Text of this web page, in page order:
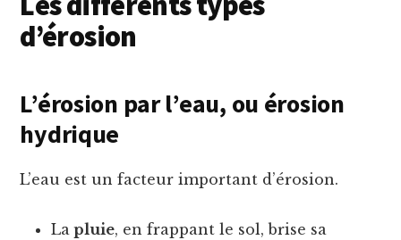
d’érosion
L’érosion par l’eau, ou érosion
hydrique
L’eau est un facteur important d’érosion.
La pluie, en frappant le sol, brise sa